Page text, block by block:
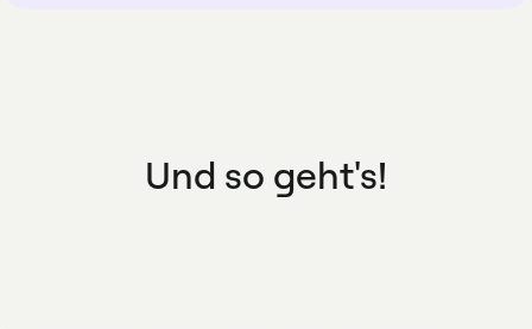
Und so geht's!